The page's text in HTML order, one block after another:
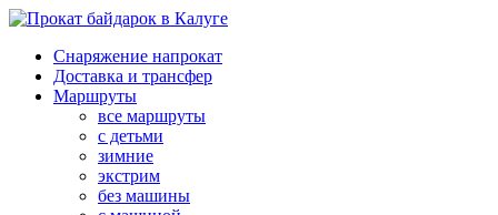
Снаряжение напрокат
Доставка и трансфер
Маршруты
все маршруты
с детьми
зимние
экстрим
без машины